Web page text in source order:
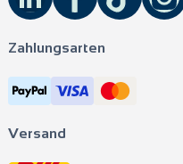
Zahlungsarten
Versand